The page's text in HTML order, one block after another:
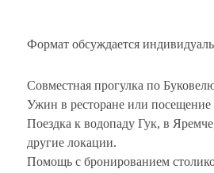
Формат обсуждается
Совместная прогулка по
Ужин в ресторане или посещение
Поездка к водопаду Гук, в
другие локации.
Помощь с бронированием